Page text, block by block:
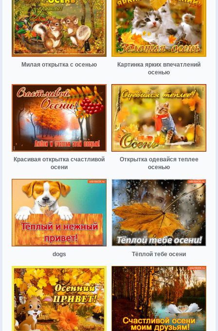
Милая открытка с осенью
Картинка ярких впечатлений
осенью
Красивая открытка счастливой
осени
Открытка одевайся теплее
осенью
dogs Тёплой тебе осени